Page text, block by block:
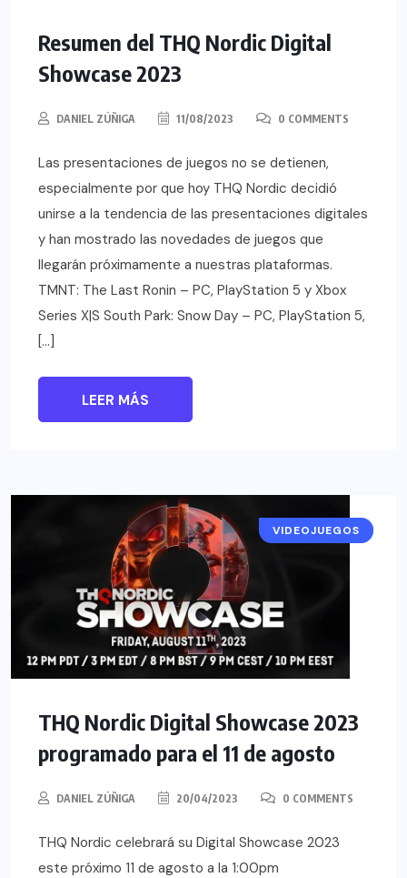
Resumen del THQ Nordic Digital
Showcase 2023
DANIEL ZÚÑIGA 11/08/2023 0 COMMENTS
Las presentaciones de juegos no se detienen,
especialmente por que hoy THQ Nordic decidió
unirse a la tendencia de las presentaciones digitales
y han mostrado las novedades de juegos que
llegarán próximamente a nuestras plataformas.
TMNT: The Last Ronin – PC, PlayStation 5 y Xbox
Series X|S South Park: Snow Day – PC, PlayStation 5,
[…]
LEER MÁS
NOTICIAS
VIDEOJUEGOS
THQ Nordic Digital Showcase 2023
programado para el 11 de agosto
DANIEL ZÚÑIGA 20/04/2023 0 COMMENTS
THQ Nordic celebrará su Digital Showcase 2023
este próximo 11 de agosto a la 1:00pm